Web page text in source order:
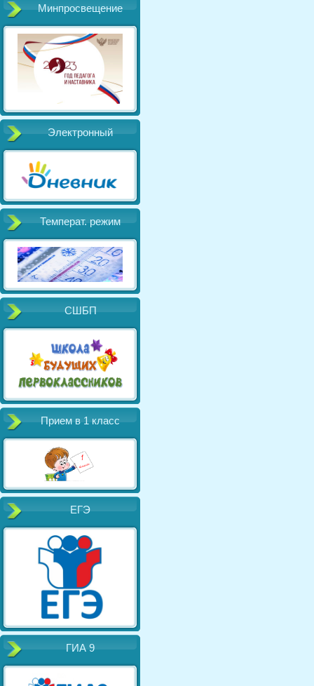
Минпросвещение
Электронный
Температ. режим
СШБП
Прием в 1 класс
ЕГЭ
ГИА 9